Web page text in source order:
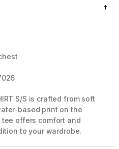
S/S is crafted from soft
based print on the
offers comfort and
to your wardrobe.